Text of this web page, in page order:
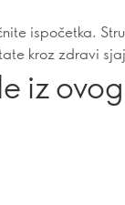
ispočetka.
kroz zdravi
iz